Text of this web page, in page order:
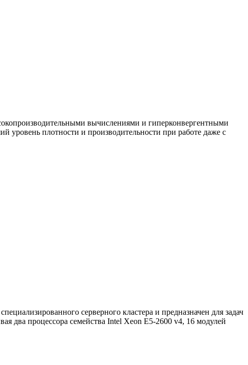
вычислениями и гиперконвергентными
уровень плотности и производительности при работе даже с
серверного кластера и предназначен для задач
два процессора семейства Intel Xeon E5-2600 v4, 16 модулей